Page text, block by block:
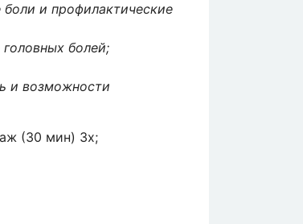
боли и профилактические
болей;
и возможности
(30 мин) 3x;